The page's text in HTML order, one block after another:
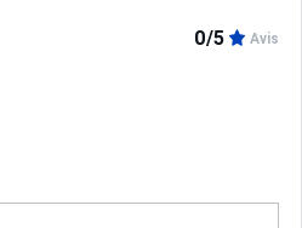
0/5 Avis